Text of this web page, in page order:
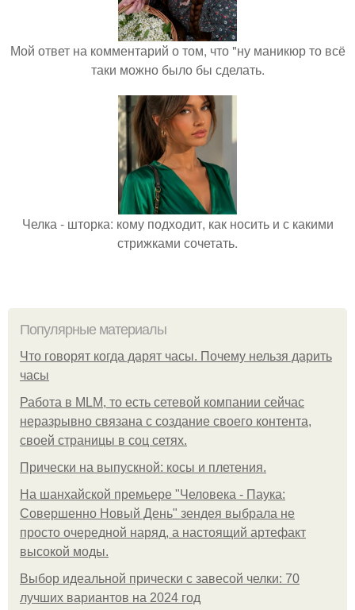
Мой ответ на комментарий о том, что "ну маникюр то всё
таки можно было бы сделать.
Челка - шторка: кому подходит, как носить и с какими
стрижками сочетать.
Популярные материалы
Что говорят когда дарят часы. Почему нельзя дарить
часы
Работа в MLM, то есть сетевой компании сейчас
неразрывно связана с создание своего контента,
своей страницы в соц сетях.
Прически на выпускной: косы и плетения.
На шанхайской премьере "Человека - Паука:
Совершенно Новый День" зендея выбрала не
просто очередной наряд, а настоящий артефакт
высокой моды.
Выбор идеальной прически с завесой челки: 70
лучших вариантов на 2024 год